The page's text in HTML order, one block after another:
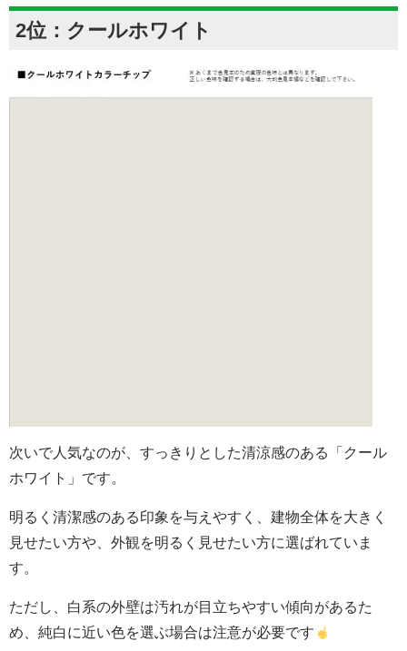
2位：クールホワイト
次いで人気なのが、すっきりとした清涼感のある「クール
ホワイト」です。
明るく清潔感のある印象を与えやすく、建物全体を大きく
見せたい方や、外観を明るく見せたい方に選ばれていま
す。
ただし、白系の外壁は汚れが目立ちやすい傾向があるた
め、純白に近い色を選ぶ場合は注意が必要です